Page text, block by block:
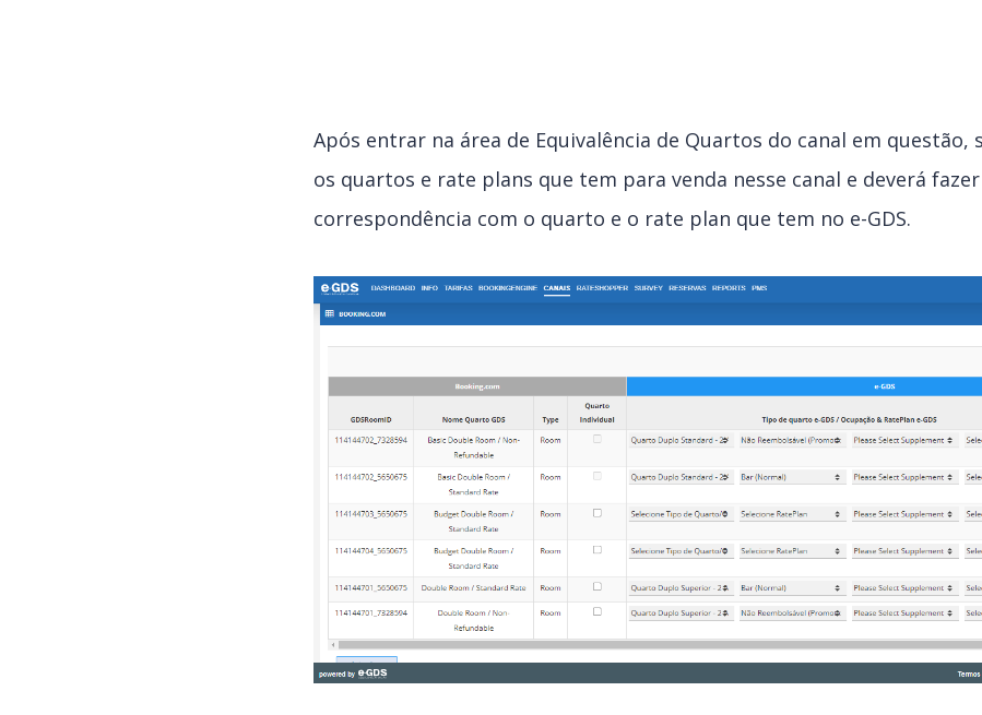
Após entrar na área de Equivalência de Quartos do canal em questão,
os quartos e rate plans que tem para venda nesse canal e deverá
correspondência com o quarto e o rate plan que tem no e-GDS.